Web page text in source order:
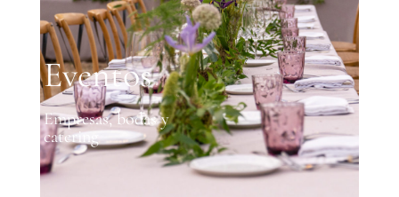
Eventos
Empresas, bodas y
catering